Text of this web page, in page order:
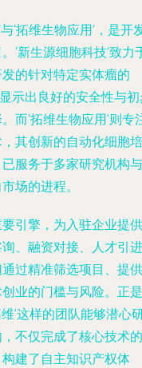
‘拓维生物应用’，是开
‘新生源细胞科技’致力
的针对特定实体瘤的
示出良好的安全性与
而‘拓维生物应用’则专
其创新的自动化细胞培
服务于多家研究机构与
场的进程。
引擎，为入驻企业提供
、融资对接、人才引进
过精准筛选项目、提供
业的门槛与风险。正是
维’这样的团队能够潜心
不仅完成了核心技术的
建了自主知识产权体